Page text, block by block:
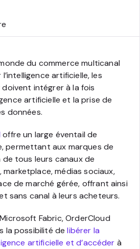
du commerce multicanal
l’intelligence artificielle, les
intégrer à la fois
artificielle et la prise de
données.
offre un large éventail de
permettant aux marques de
tous leurs canaux de
marketplace, médias sociaux,
de marché gérée, offrant ainsi
sans canal à leurs acheteurs.
Fabric, OrderCloud
la possibilité delibérer la
artificielle et d’accéder à